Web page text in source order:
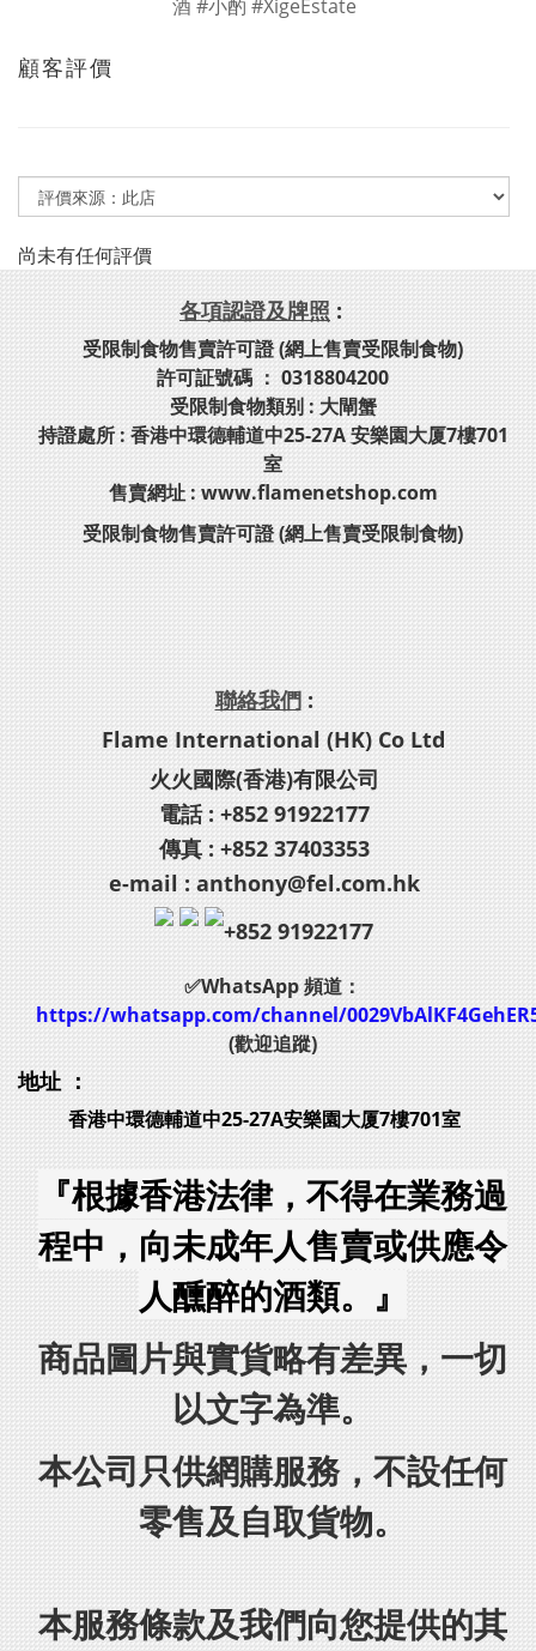
顧客評價
尚未有任何評價
各項認證及牌照 :
受限制食物售賣許可證 (網上售賣受限制食物)
許可証號碼 ： 0318804200
受限制食物類别 : 大閘蟹
持證處所 : 香港中環德輔道中25-27A 安樂園大厦7樓701
室
售賣網址 : www.flamenetshop.com
受限制食物售賣許可證 (網上售賣受限制食物)
聯絡我們:
Flame International (HK) Co Ltd
火火國際(香港)有限公司
電話 : +852 91922177
傳真 : +852 37403353
e-mail : anthony@fel.com.hk
+852 91922177
✅WhatsApp 頻道：
https://whatsapp.com/channel/
(歡迎追蹤)
地址 ：
香港中環德輔道中25-27A安樂園大厦7樓701室
『根據香港法律，不得在業務過
程中，向未成年人售賣或供應令
人醺醉的酒類。』
商品圖片與實貨略有差異，一切
以文字為準。
本公司只供網購服務，不設任何
零售及自取貨物。
本服務條款及我們向您提供的其